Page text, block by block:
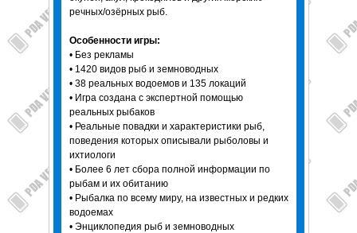
речных/озёрных рыб.
Особенности игры:
• Без рекламы
• 1420 видов рыб и земноводных
• 38 реальных водоемов и 135 локаций
• Игра создана с экспертной помощью
реальных рыбаков
• Реальные повадки и характеристики рыб,
поведения которых описывали рыболовы и
ихтиологи
• Более 6 лет сбора полной информации по
рыбам и их обитанию
• Рыбалка по всему миру, на известных и редких
водоемах
• Энциклопедия рыб и земноводных